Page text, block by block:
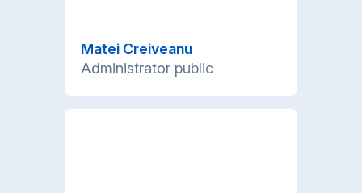
Matei Creiveanu
Administrator public